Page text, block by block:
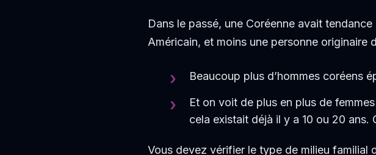
Dans le passé, une Coréenne avait
Américain, et moins une personne originaire
Beaucoup plus d’hommes coréens
Et on voit de plus en plus de
cela existait déjà il y a 10 ou 20 ans.
Vous devez vérifier le type de milieu familial